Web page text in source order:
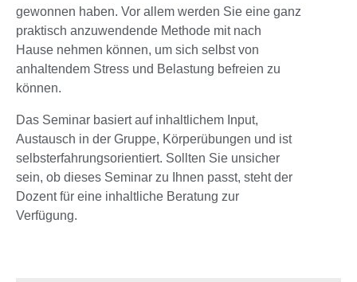
gewonnen haben. Vor allem werden Sie eine ganz
praktisch anzuwendende Methode mit nach
Hause nehmen können, um sich selbst von
anhaltendem Stress und Belastung befreien zu
können.
Das Seminar basiert auf inhaltlichem Input,
Austausch in der Gruppe, Körperübungen und ist
selbsterfahrungsorientiert. Sollten Sie unsicher
sein, ob dieses Seminar zu Ihnen passt, steht der
Dozent für eine inhaltliche Beratung zur
Verfügung.